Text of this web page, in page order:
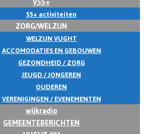
55+ activiteiten
ZORG/WELZIJN
WELZIJN VUGHT
ACCOMODATIES EN GEBOUWEN
GEZONDHEID / ZORG
JEUGD / JONGEREN
OUDEREN
VERENIGINGEN / EVENEMENTEN
wijkradio
GEMEENTEBERICHTEN